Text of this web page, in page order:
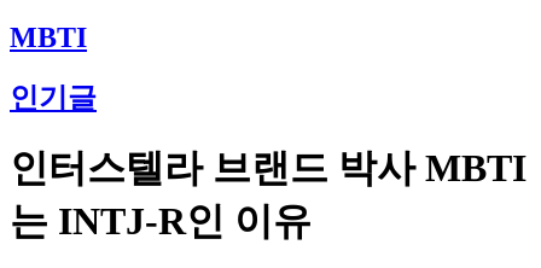
MBTI
인기글
인터스텔라 브랜드 박사 MBTI
는 INTJ-R인 이유